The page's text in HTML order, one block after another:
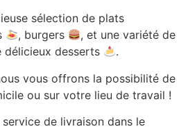
sélection de plats
, burgers
, et une variété de
délicieux desserts
.
vous offrons la possibilité de
ou sur votre lieu de travail !
de livraison dans le